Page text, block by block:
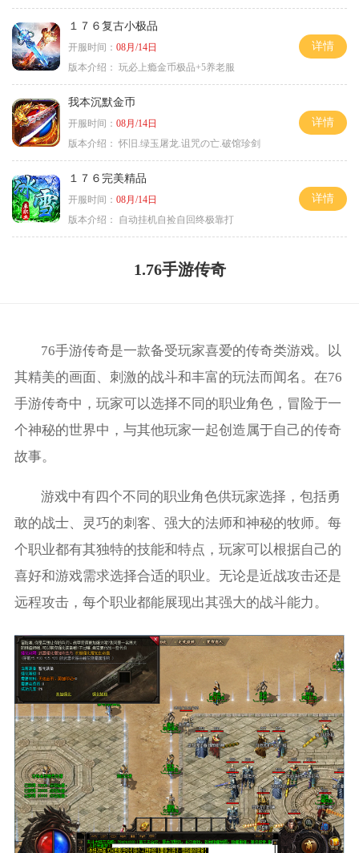
１７６复古小极品
开服时间： 08月/14日
版本介绍： 玩必上瘾金币极品+5养老服
详情
我本沉默金币
开服时间： 08月/14日
版本介绍： 怀旧.绿玉屠龙.诅咒の亡.破馆珍剑
详情
１７６完美精品
开服时间： 08月/14日
版本介绍：
自动挂机自捡自回终极靠打
详情
1.76手游传奇
76手游传奇是一款备受玩家喜爱的传奇类游戏。以
其精美的画面、刺激的战斗和丰富的玩法而闻名。在76
手游传奇中，玩家可以选择不同的职业角色，冒险于一
个神秘的世界中，与其他玩家一起创造属于自己的传奇
故事。
游戏中有四个不同的职业角色供玩家选择，包括勇
敢的战士、灵巧的刺客、强大的法师和神秘的牧师。每
个职业都有其独特的技能和特点，玩家可以根据自己的
喜好和游戏需求选择合适的职业。无论是近战攻击还是
远程攻击，每个职业都能展现出其强大的战斗能力。